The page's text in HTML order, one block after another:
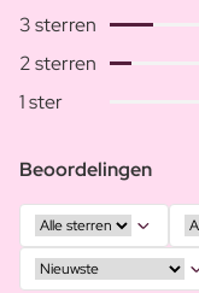
3 sterren
2 sterren
1 ster
Beoordelingen